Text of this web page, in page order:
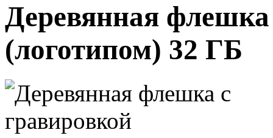
Деревянная флешка
(логотипом) 32 ГБ